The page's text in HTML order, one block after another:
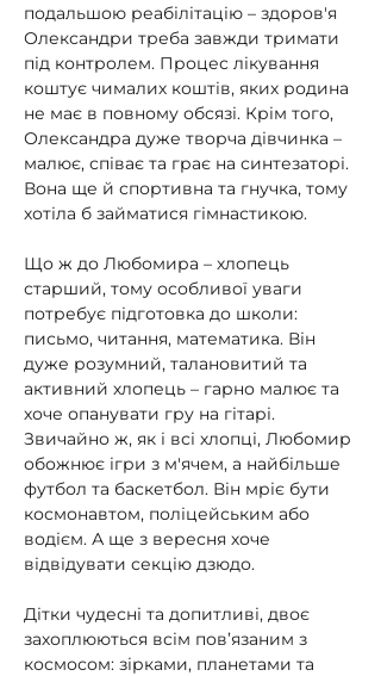
подальшою реабілітацію – здоров'я
Олександри треба завжди тримати
під контролем. Процес лікування
коштує чималих коштів, яких родина
не має в повному обсязі. Крім того,
Олександра дуже творча дівчинка –
малює, співає та грає на синтезаторі.
Вона ще й спортивна та гнучка, тому
хотіла б займатися гімнастикою.
Що ж до Любомира – хлопець
старший, тому особливої уваги
потребує підготовка до школи:
письмо, читання, математика. Він
дуже розумний, талановитий та
активний хлопець – гарно малює та
хоче опанувати гру на гітарі.
Звичайно ж, як і всі хлопці, Любомир
обожнює ігри з м'ячем, а найбільше
футбол та баскетбол. Він мріє бути
космонавтом, поліцейським або
водієм. А ще з вересня хоче
відвідувати секцію дзюдо.
Дітки чудесні та допитливі, двоє
захоплюються всім пов’язаним з
космосом: зірками, планетами та